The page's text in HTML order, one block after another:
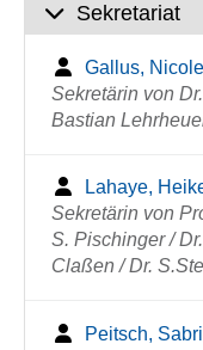
Sekretariat
Gallus, Nicole
Sekretärin von
Bastian
Lahaye,
Sekretärin von
S. Pischinger /
Claßen / Dr.
Peitsch,